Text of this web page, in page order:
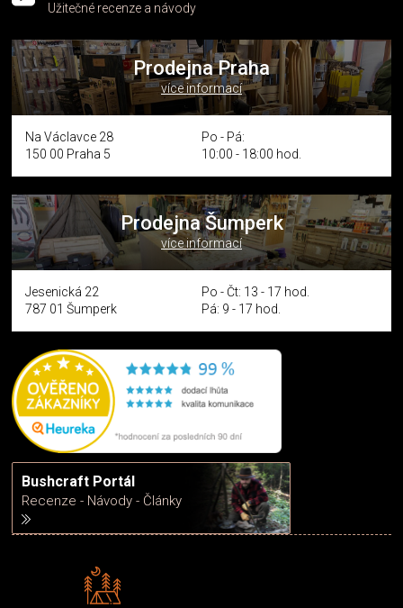
Užitečné recenze a návody
Prodejna Praha
více informací
Na Václavce 28
150 00 Praha 5
Po - Pá:
10:00 - 18:00 hod.
Prodejna Šumperk
více informací
Jesenická 22
787 01 Šumperk
Po - Čt: 13 - 17 hod.
Pá: 9 - 17 hod.
Bushcraft Portál
Recenze - Návody - Články